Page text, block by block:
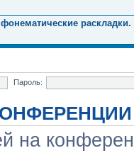
раскладки.
Пароль:
на